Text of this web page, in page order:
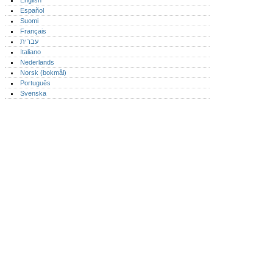
Español
Suomi
Français
עברית
Italiano
Nederlands
Norsk (bokmål)‎
Português‎
Svenska